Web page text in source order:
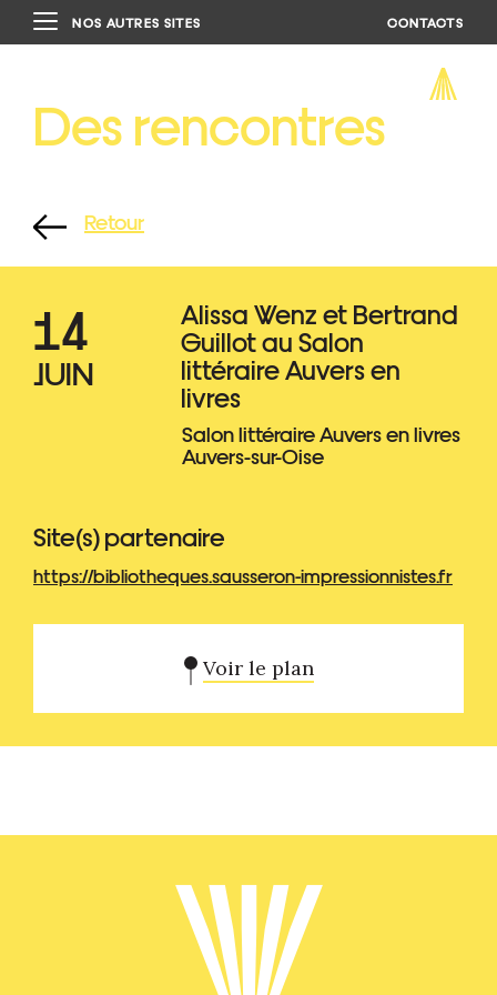
NOS AUTRES SITES CONTACTS
Des rencontres
Retour
14
JUIN
Alissa Wenz et Bertrand
Guillot au Salon
littéraire Auvers en
livres
Salon littéraire Auvers en livres
Auvers-sur-Oise
Site(s) partenaire
https://bibliotheques.sausseron-impressionnistes.fr
Voir le plan